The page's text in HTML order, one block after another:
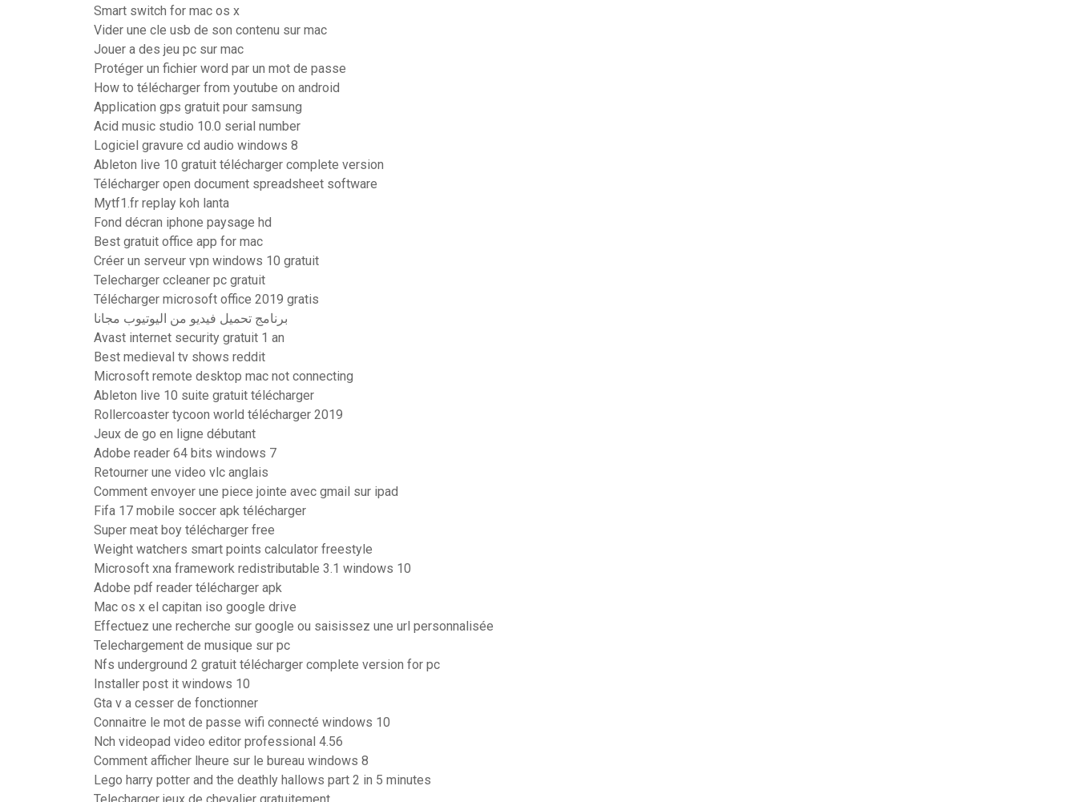
Smart switch for mac os x
Vider une cle usb de son contenu sur mac
Jouer a des jeu pc sur mac
Protéger un fichier word par un mot de passe
How to télécharger from youtube on android
Application gps gratuit pour samsung
Acid music studio 10.0 serial number
Logiciel gravure cd audio windows 8
Ableton live 10 gratuit télécharger complete version
Télécharger open document spreadsheet software
Mytf1.fr replay koh lanta
Fond décran iphone paysage hd
Best gratuit office app for mac
Créer un serveur vpn windows 10 gratuit
Telecharger ccleaner pc gratuit
Télécharger microsoft office 2019 gratis
برنامج تحميل فيديو من اليوتيوب مجانا
Avast internet security gratuit 1 an
Best medieval tv shows reddit
Microsoft remote desktop mac not connecting
Ableton live 10 suite gratuit télécharger
Rollercoaster tycoon world télécharger 2019
Jeux de go en ligne débutant
Adobe reader 64 bits windows 7
Retourner une video vlc anglais
Comment envoyer une piece jointe avec gmail sur ipad
Fifa 17 mobile soccer apk télécharger
Super meat boy télécharger free
Weight watchers smart points calculator freestyle
Microsoft xna framework redistributable 3.1 windows 10
Adobe pdf reader télécharger apk
Mac os x el capitan iso google drive
Effectuez une recherche sur google ou saisissez une url personnalisée
Telechargement de musique sur pc
Nfs underground 2 gratuit télécharger complete version for pc
Installer post it windows 10
Gta v a cesser de fonctionner
Connaitre le mot de passe wifi connecté windows 10
Nch videopad video editor professional 4.56
Comment afficher lheure sur le bureau windows 8
Lego harry potter and the deathly hallows part 2 in 5 minutes